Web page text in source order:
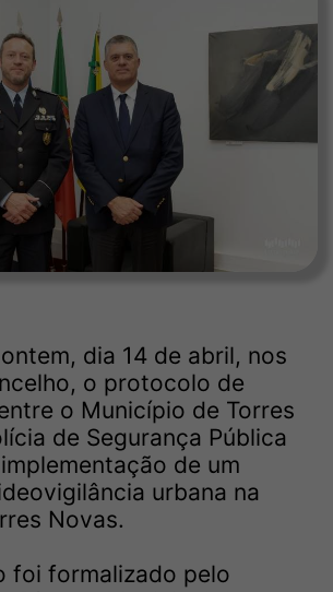
dia 14 de abril, nos
o protocolo de
o Município de Torres
de Segurança Pública
de um
urbana na
Novas.
foi formalizado pelo